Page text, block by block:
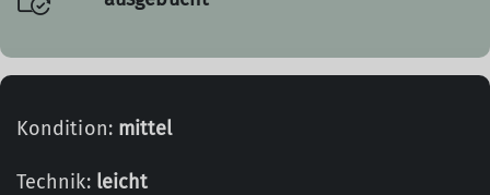
Kondition: mittel
Technik: leicht